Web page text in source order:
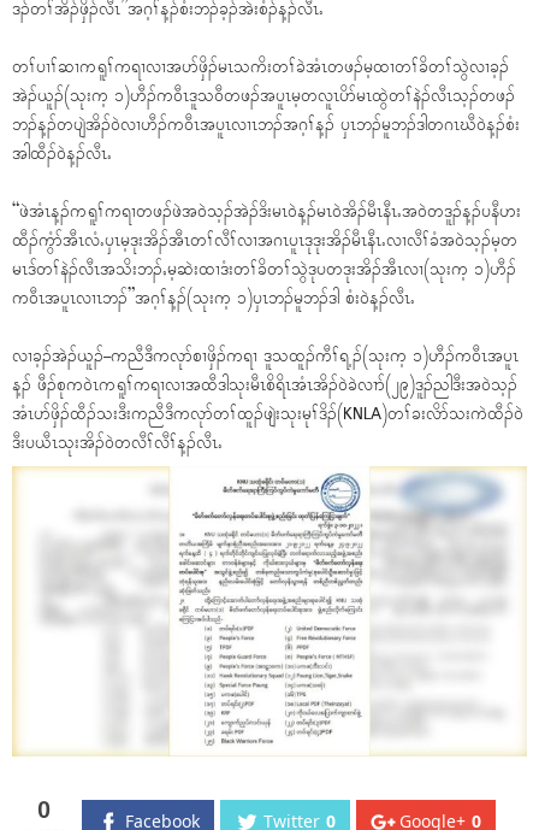
ဒၣ်တၢ်အိၣ်ဖှိၣ်လီၤ”အဂ့ၢ်န့ၣ်စံးဘၣ်ခ့ၣ်အဲးစံၣ်န့ၣ်လီၤႉ
တၢ်ပၢၢ်ဆၢကရူၢ်ကရၢလၢအပာ်ဖှိၣ်မၤသကိးတၢ်ခဲအံၤတဖၣ်မ့ထၢတၢ်ခိတၢ်သွဲလၢခ့ၣ်
အဲၣ်ယူၣ်(သုးက့ ၁)ဟီၣ်က၀ီၤဒူသ၀ီတဖၣ်အပူၤမ့တလူၤပိာ်မၤထွဲတၢ်နဲၣ်လီၤသ့ၣ်တဖၣ်
ဘၣ်န့ၣ်တပျဲအိၣ်၀ဲလၢဟီၣ်က၀ီၤအပူၤလၢၤဘၣ်အဂ့ၢ်န့ၣ် ၦၤဘၣ်မူဘၣ်ဒါတဂၤဃီ၀ဲန့ၣ်စံး
အါထီၣ်၀ဲန့ၣ်လီၤႉ
“ဖဲအံၤန့ၣ်ကရူၢ်ကရၢတဖၣ်ဖဲအ၀ဲသ့ၣ်အဲၣ်ဒိးမၤ၀ဲန့ၣ်မၤ၀ဲအိၣ်မီၤနီၤႉအ၀ဲတဒူၣ်န့ၣ်ပနီဟး
ထီၣ်ကွံာ်အီၤလံႉၦၤမ့ဒုးအိၣ်အီၤတၢ်လီၢ်လၢအဂၤပူၤဒုဒုးအိၣ်မီၤနီၤႉလၢလီၢ်ခံအ၀ဲသ့ၣ်မ့တ
မၤဒ်တၢ်နဲၣ်လီၤအသိးဘၣ်ႇမ့ဆဲးထၢဒံးတၢ်ခိတၢ်သွဲဒုပတဒုးအိၣ်အီၤလၢ(သုးက့ ၁)ဟီၣ်
က၀ီၤအပူၤလၢၤဘၣ်”အဂ့ၢ်န့ၣ်(သုးက့ ၁)ၦၤဘၣ်မူဘၣ်ဒါ စံး၀ဲန့ၣ်လီၤႉ
လၢခ့ၣ်အဲၣ်ယူၣ်–ကညီဒီကလုာ်စၢဖှိၣ်ကရၢ ဒူသထူၣ်ကီၢ်ရ့ၣ်(သုးက့ ၁)ဟီၣ်က၀ီၤအပူၤ
န့ၣ် ဖီၣ်စုက၀ဲၤကရူၢ်ကရၢလၢအထီဒါသုးမီၤစိရိၤအံၤအိၣ်၀ဲခဲလၢာ်(၂၉)ဒူၣ်ညါဒီးအ၀ဲသ့ၣ်
အံၤပာ်ဖှိၣ်ထီၣ်သးဒီးကညီဒီကလုာ်တၢ်ထူၣ်ဖျဲးသုးမုၢ်ဒိၣ်(KNLA)တၢ်ခးလိာ်သးကဲထီၣ်၀ဲ
ဒီးပယီၤသုးအိၣ်၀ဲတလီၢ်လီၢ်န့ၣ်လီၤႉ
0 Facebook Twitter 0 Google+ 0